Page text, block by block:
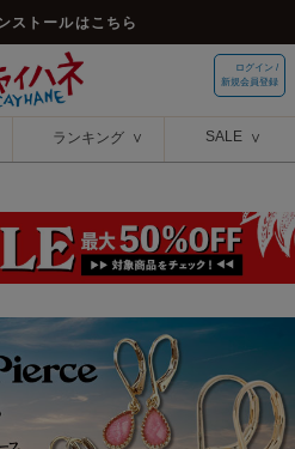
ストールはこちら
ログイン /
新規会員登録
ランキング SALE